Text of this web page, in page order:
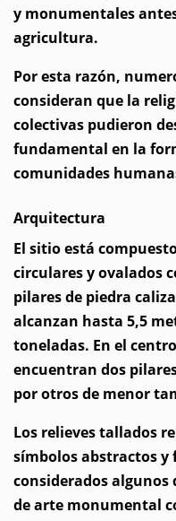
y monumentales
agricultura.
Por esta razón,
consideran que la
colectivas pudieron
fundamental en la
comunidades
Arquitectura
El sitio está
circulares y ovalados
pilares de piedra
alcanzan hasta 5,5
toneladas. En el
encuentran dos
por otros de menor
Los relieves tallados
símbolos abstractos
considerados algunos
de arte monumental